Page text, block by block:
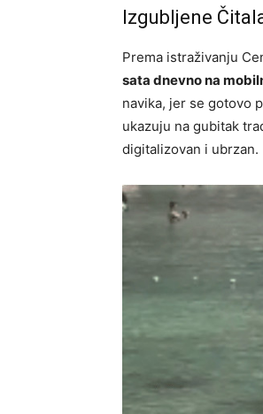
Izgubljene
Prema istraživanju
sata dnevno na
navika, jer se gotovo
ukazuju na gubitak
digitalizovan i ubrzan.